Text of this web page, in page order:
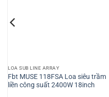
LOA SUB LINE ARRAY
Fbt MUSE 118FSA Loa siêu trầm
liền công suất 2400W 18inch